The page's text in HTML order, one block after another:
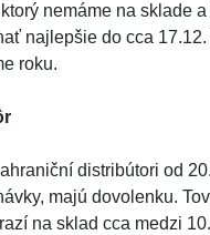
ktorý nemáme na sklade
najlepšie do cca
roku.
distribútori od
majú dovolenku.
na sklad cca medzi